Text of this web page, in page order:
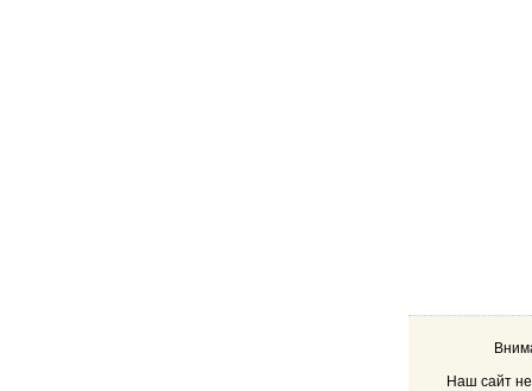
Наш сайт